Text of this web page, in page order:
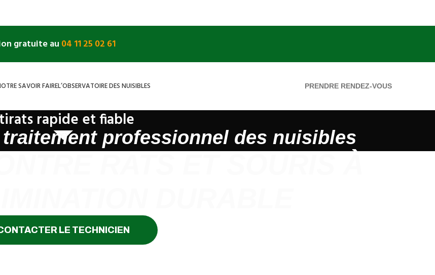
gratuite au 04 11 25 02 61
SAVOIR FAIREL’OBSERVATOIRE DES NUISIBLES PRENDRE RENDEZ-VOUS
rapide et fiable
professionnel des nuisibles
LE TECHNICIEN